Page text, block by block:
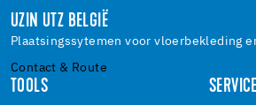
UZIN UTZ BELGIË
Plaatsingssytemen voor vloerbekleding
Contact & Route
TOOLS SERVICE